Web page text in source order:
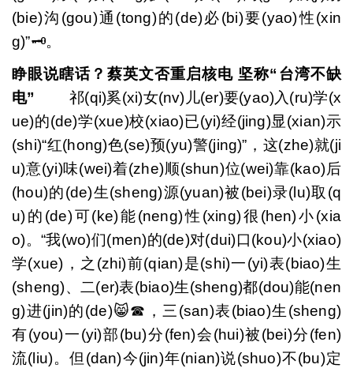
(bie)沟(gou)通(tong)的(de)必(bi)要(yao)性(xin
g)”🗝。
睁眼说瞎话？蔡英文否重启核电 坚称“台湾不缺
电”
祁(qi)奚(xi)女(nv)儿(er)要(yao)入(ru)学(x
ue)的(de)学(xue)校(xiao)已(yi)经(jing)显(xian)示
(shi)“红(hong)色(se)预(yu)警(jing)”，这(zhe)就(ji
u)意(yi)味(wei)着(zhe)顺(shun)位(wei)靠(kao)后
(hou)的(de)生(sheng)源(yuan)被(bei)录(lu)取(q
u)的(de)可(ke)能(neng)性(xing)很(hen)小(xia
o)。“我(wo)们(men)的(de)对(dui)口(kou)小(xiao)
学(xue)，之(zhi)前(qian)是(shi)一(yi)表(biao)生
(sheng)、二(er)表(biao)生(sheng)都(dou)能(nen
g)进(jin)的(de)😸☎，三(san)表(biao)生(sheng)
有(you)一(yi)部(bu)分(fen)会(hui)被(bei)分(fen)
流(liu)。但(dan)今(jin)年(nian)说(shuo)不(bu)定